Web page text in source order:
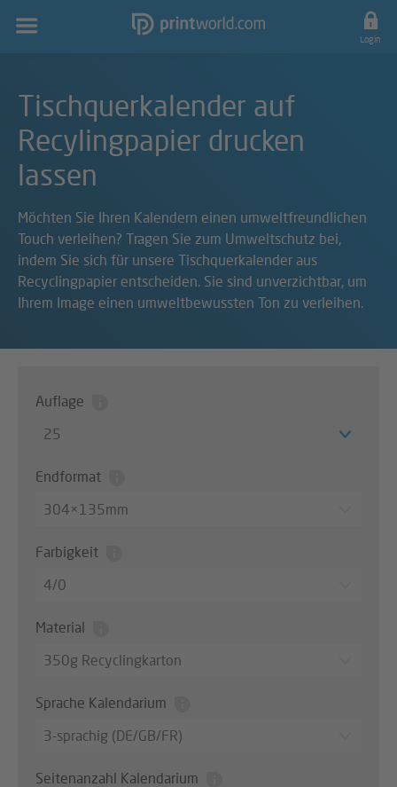
Hauptnavigation
Login
Tischquerkalender auf
Recylingpapier drucken
lassen
Möchten Sie Ihren Kalendern einen umweltfreundlichen
Touch verleihen? Tragen Sie zum Umweltschutz bei,
indem Sie sich für unsere Tischquerkalender aus
Recyclingpapier entscheiden. Sie sind unverzichtbar, um
Ihrem Image einen umweltbewussten Ton zu verleihen.
Auflage
25
Endformat
304×135mm
Farbigkeit
4/0
Material
350g Recyclingkarton
Sprache Kalendarium
3-sprachig (DE/GB/FR)
Seitenanzahl Kalendarium